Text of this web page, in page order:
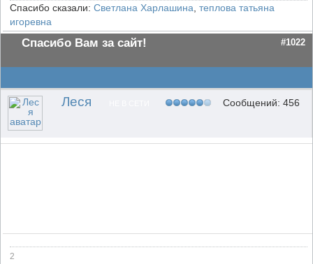
Спасибо сказали: Светлана Харлашина теплова татьяна
игоревна
Спасибо Вам за сайт! #1022
Леся Сообщений: 456
2